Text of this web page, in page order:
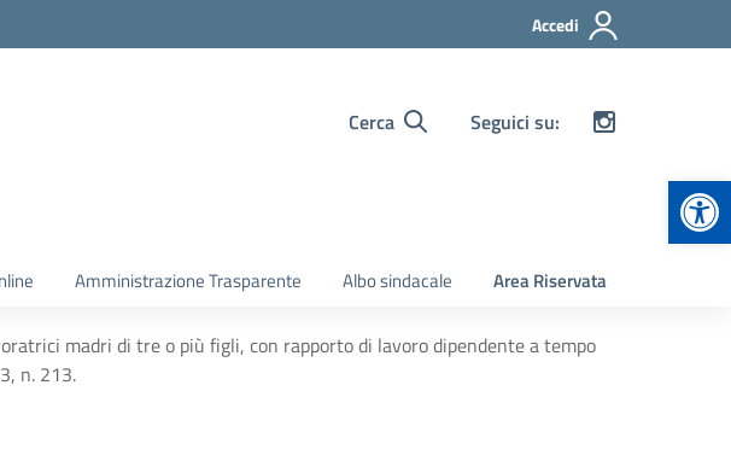
Accedi
Cerca Seguici su:
Amministrazione Trasparente Albo sindacale Area Riservata
madri di tre o più figli, con rapporto di lavoro dipendente a tempo
n. 213.